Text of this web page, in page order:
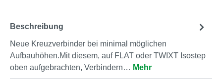
Beschreibung
Neue Kreuzverbinder bei minimal möglichen
Aufbauhöhen.Mit diesem, auf FLAT oder TWIXT Isostep
oben aufgebrachten, Verbindern… Mehr